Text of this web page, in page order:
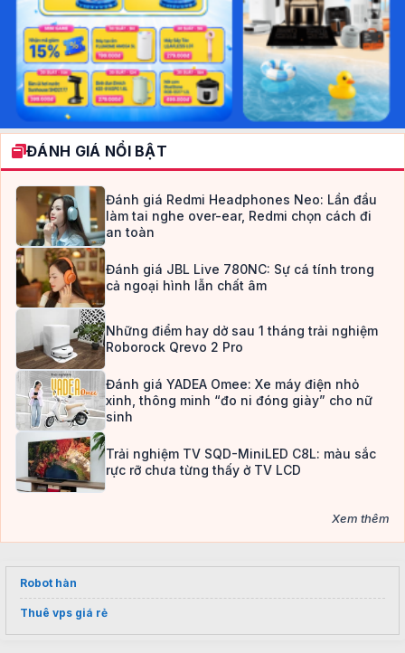
ĐÁNH GIÁ NỔI BẬT
Đánh giá Redmi Headphones Neo: Lần đầu
làm tai nghe over-ear, Redmi chọn cách đi
an toàn
Đánh giá JBL Live 780NC: Sự cá tính trong
cả ngoại hình lẫn chất âm
Những điểm hay dở sau 1 tháng trải nghiệm
Roborock Qrevo 2 Pro
Đánh giá YADEA Omee: Xe máy điện nhỏ
xinh, thông minh “đo ni đóng giày” cho nữ
sinh
Trải nghiệm TV SQD-MiniLED C8L: màu sắc
rực rỡ chưa từng thấy ở TV LCD
Xem thêm
Robot hàn
Thuê vps giá rẻ